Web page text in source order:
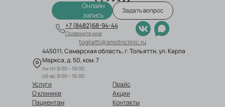
Онлайн
запись
Задать вопрос
+7 (8482)68-94-44
Позвоните мне
togliatti@smotriclinic.ru
445011, Самарская область, г. Тольятти, ул. Карла
Маркса, д. 50, ком. 7
пн-пт 9:00 – 19:00
сб-вс 9:00 – 16:00
Услуги
Прайс
О клинике
Акции
Пациентам
Контакты